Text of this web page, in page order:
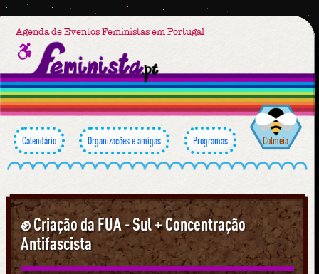
Agenda de Eventos Feministas em Portugal
Calendário Organizações e amigas Programas Colmeia
✊ Criação da FUA - Sul + Concentração
Antifascista